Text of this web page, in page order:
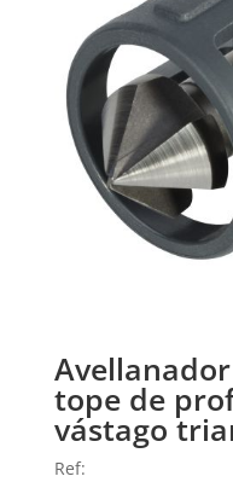
Avellanador
tope de
vástago
Ref: